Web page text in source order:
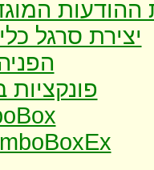
יצירת סרגל